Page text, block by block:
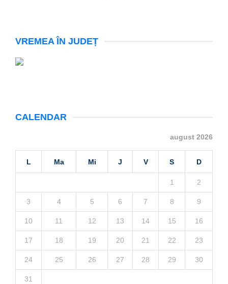
VREMEA ÎN JUDEȚ
CALENDAR
august 2026
L Ma Mi J V S D
1 2
3 4 5 6 7 8 9
10 11 12 13 14 15 16
17 18 19 20 21 22 23
24 25 26 27 28 29 30
31